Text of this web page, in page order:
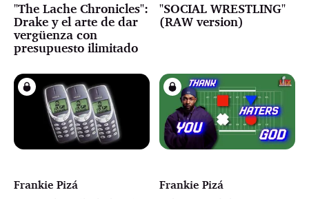
"The Lache Chronicles":
Drake y el arte de dar
vergüenza con
presupuesto ilimitado
"SOCIAL WRESTLING"
(RAW version)
Frankie Pizá Frankie Pizá